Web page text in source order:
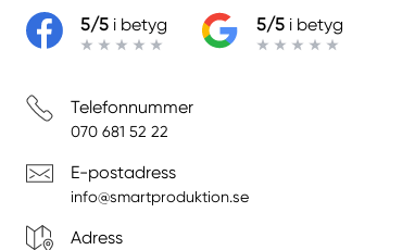
5/5 i betyg 5/5 i betyg
Telefonnummer
070 681 52 22
E-postadress
info@smartproduktion.se
Adress